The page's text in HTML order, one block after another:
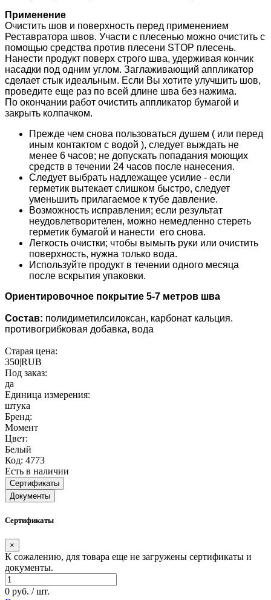
Применение
Очистить шов и поверхность перед применением
Реставратора швов. Участи с плесенью можно очистить с
помощью средства против плесени STOP плесень.
Нанести продукт поверх строго шва, удерживая кончик
насадки под одним углом. Заглаживающий аппликатор
сделает стык идеальным. Если Вы хотите улучшить шов,
проведите еще раз по всей длине шва без нажима.
По окончании работ очистить аппликатор бумагой и
закрыть колпачком.
Прежде чем снова пользоваться душем ( или перед
иным контактом с водой ), следует выждать не
менее 6 часов; не допускать попадания моющих
средств в течении 24 часов после нанесения.
Следует выбрать надлежащее усилие - если
герметик вытекает слишком быстро, следует
уменьшить прилагаемое к тубе давление.
Возможность исправления; если результат
неудовлетворителен, можно немедленно стереть
герметик бумагой и нанести его снова.
Легкость очистки; чтобы вымыть руки или очистить
поверхность, нужна только вода.
Используйте продукт в течении одного месяца
после вскрытия упаковки.
Ориентировочное покрытие 5-7 метров шва
Состав: полидиметилсилоксан, карбонат кальция.
противогрибковая добавка, вода
Старая цена:
350|RUB
Под заказ:
да
Единица измерения:
штука
Бренд:
Момент
Цвет:
Белый
Код: 4773
Есть в наличии
Сертификаты
Документы
Сертификаты
×
К сожалению, для товара еще не загружены сертификаты и
документы.
0 руб. / шт.